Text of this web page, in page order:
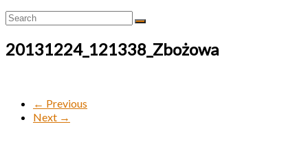
20131224_121338_Zbożowa
← Previous
Next →